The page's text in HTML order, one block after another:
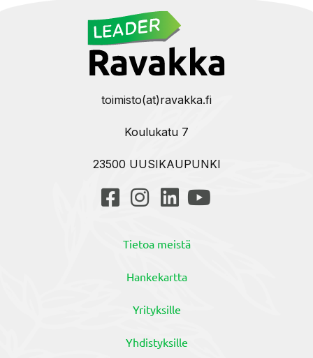
toimisto(at)ravakka.fi
Koulukatu 7
23500 UUSIKAUPUNKI
Tietoa meistä
Hankekartta
Yrityksille
Yhdistyksille